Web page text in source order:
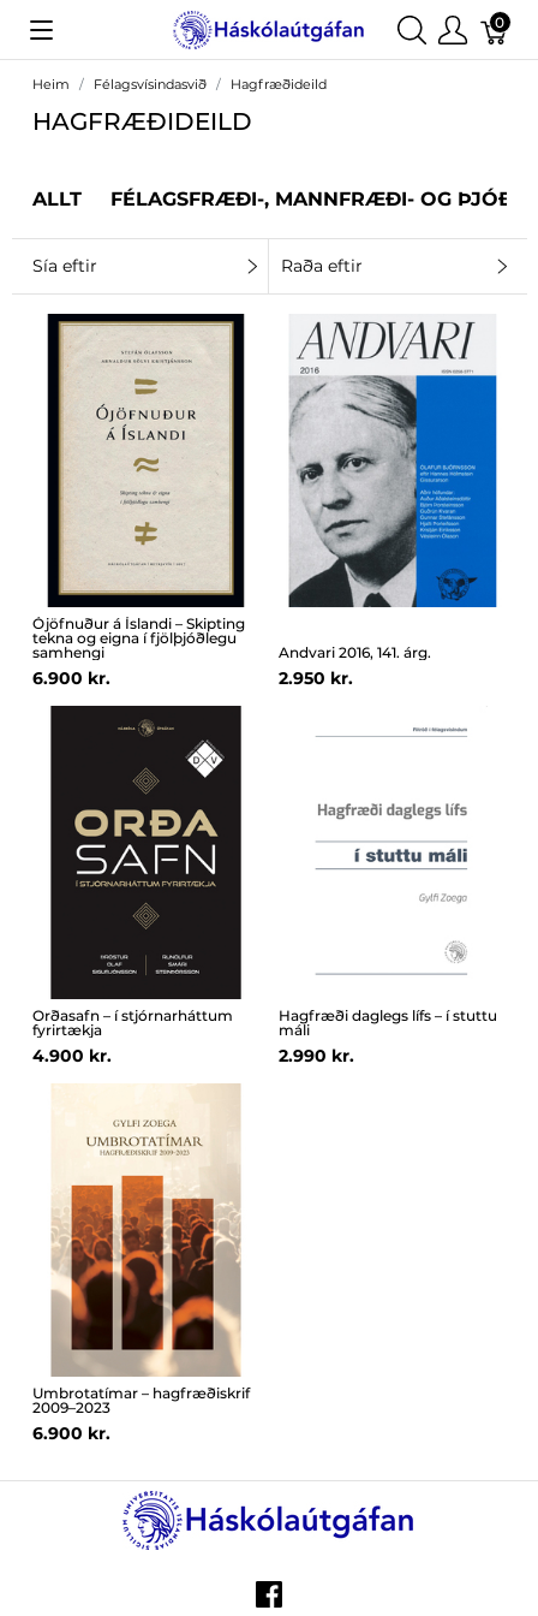
0
Heim Félagsvísindasvið Hagfræðideild
HAGFRÆÐIDEILD
ALLT FÉLAGSFRÆÐI-, MANNFRÆÐI- OG
Sía eftir Raða eftir
Ójöfnuður á Íslandi – Skipting
tekna og eigna í fjölþjóðlegu
samhengi
6.900 kr.
Andvari 2016, 141. árg.
2.950 kr.
Orðasafn – í stjórnarháttum
fyrirtækja
4.900 kr.
Hagfræði daglegs lífs – í stuttu
máli
2.990 kr.
Umbrotatímar – hagfræðiskrif
2009–2023
6.900 kr.